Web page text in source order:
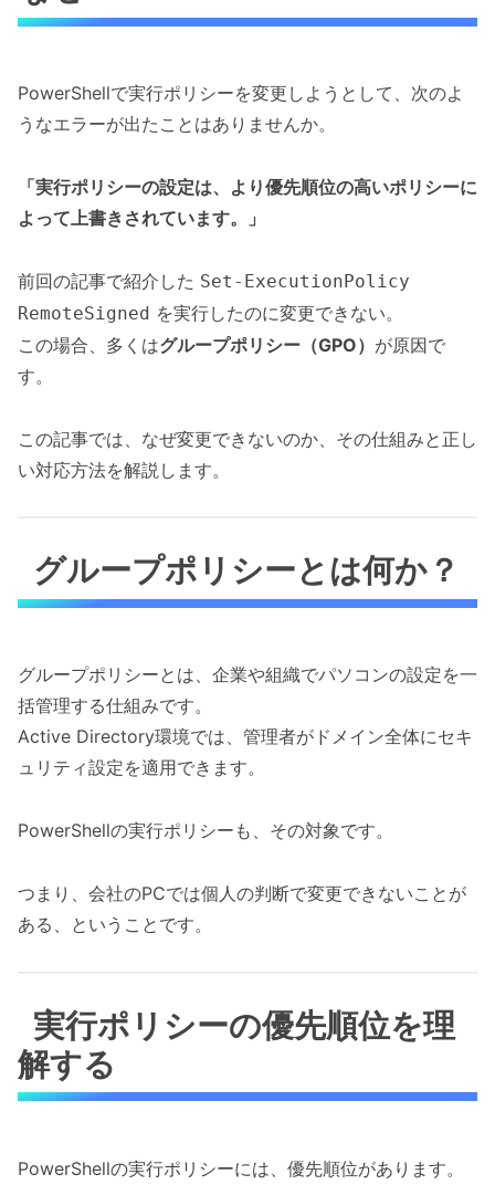
PowerShellで実行ポリシーを変更しようとして、次のよ
うなエラーが出たことはありませんか。
「実行ポリシーの設定は、より優先順位の高いポリシーに
よって上書きされています。」
前回の記事で紹介した Set-ExecutionPolicy
RemoteSigned を実行したのに変更できない。
この場合、多くはグループポリシー（GPO） が原因で
す。
この記事では、なぜ変更できないのか、その仕組みと正し
い対応方法を解説します。
グループポリシーとは何か？
グループポリシーとは、企業や組織でパソコンの設定を一
括管理する仕組みです。
Active Directory環境では、管理者がドメイン全体にセキ
ュリティ設定を適用できます。
PowerShellの実行ポリシーも、その対象です。
つまり、会社のPCでは個人の判断で変更できないことが
ある、ということです。
実行ポリシーの優先順位を理
解する
PowerShellの実行ポリシーには、優先順位があります。